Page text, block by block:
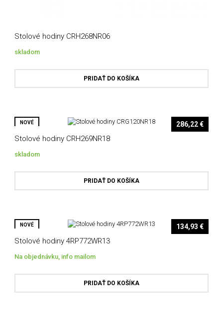
Stolové hodiny CRH268NR06
skladom
PRIDAŤ DO KOŠÍKA
NOVÉ
Stolové hodiny CRH269NR18
skladom
286,22 €
PRIDAŤ DO KOŠÍKA
NOVÉ
Stolové hodiny 4RP772WR13
Na objednávku, info mailom
134,93 €
PRIDAŤ DO KOŠÍKA